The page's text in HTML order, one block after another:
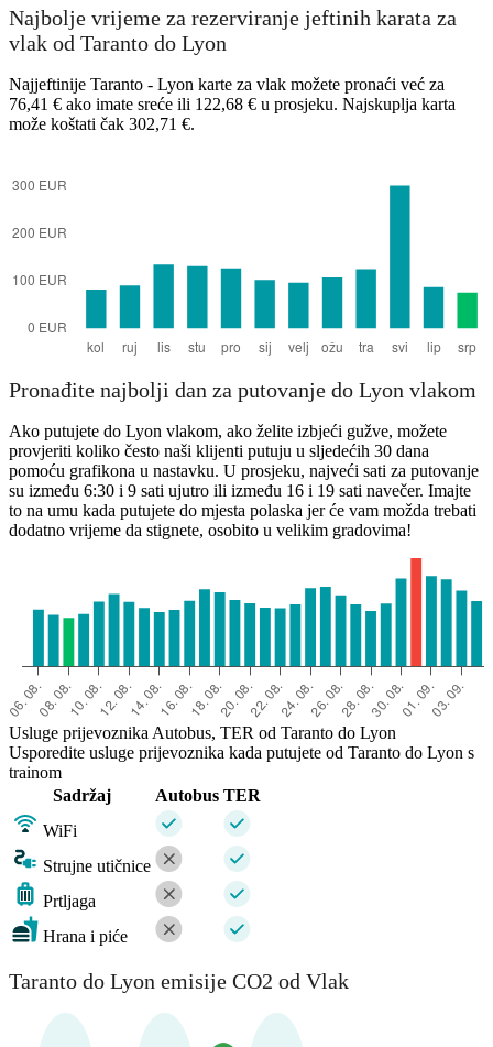
Lyon
Najbolje vrijeme za rezerviranje jeftinih karata za
vlak od Taranto do Lyon
Najjeftinije Taranto - Lyon karte za vlak možete pronaći već za
76,41 € ako imate sreće ili 122,68 € u prosjeku. Najskuplja karta
može koštati čak 302,71 €.
Pronađite najbolji dan za putovanje do Lyon vlakom
Ako putujete do Lyon vlakom, ako želite izbjeći gužve, možete
provjeriti koliko često naši klijenti putuju u sljedećih 30 dana
pomoću grafikona u nastavku. U prosjeku, najveći sati za putovanje
su između 6:30 i 9 sati ujutro ili između 16 i 19 sati navečer. Imajte
to na umu kada putujete do mjesta polaska jer će vam možda trebati
dodatno vrijeme da stignete, osobito u velikim gradovima!
Usluge prijevoznika Autobus, TER od Taranto do Lyon
Usporedite usluge prijevoznika kada putujete od Taranto do Lyon s
trainom
Sadržaj
Autobus TER
WiFi
Strujne utičnice
Prtljaga
Hrana i piće
Taranto do Lyon emisije CO2 od Vlak